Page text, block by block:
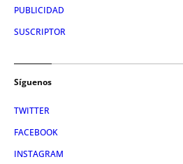
PUBLICIDAD
SUSCRIPTOR
Síguenos
TWITTER
FACEBOOK
INSTAGRAM